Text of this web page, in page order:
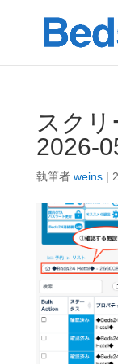
スクリ
2026-
執筆者 weins|